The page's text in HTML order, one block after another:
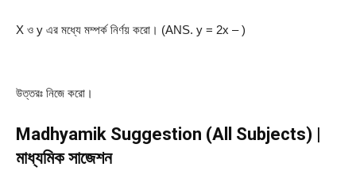
X ও y এর মধ্যে মম্পর্ক নির্ণয় করো। (ANS. y = 2x – )
উত্তরঃ নিজে করো।
Madhyamik Suggestion (All Subjects) |
মাধ্যমিক সাজেশন